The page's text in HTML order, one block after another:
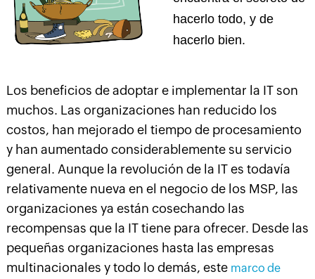
hacerlo todo, y de
hacerlo bien.
Los beneficios de adoptar e implementar la IT son
muchos. Las organizaciones han reducido los
costos, han mejorado el tiempo de procesamiento
y han aumentado considerablemente su servicio
general. Aunque la revolución de la IT es todavía
relativamente nueva en el negocio de los MSP, las
organizaciones ya están cosechando las
recompensas que la IT tiene para ofrecer. Desde las
pequeñas organizaciones hasta las empresas
multinacionales y todo lo demás, este marco de